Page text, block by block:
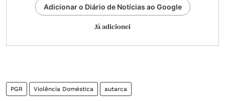
Adicionar o Diário de Notícias ao Google
Já adicionei
PGR Violência Doméstica autarca